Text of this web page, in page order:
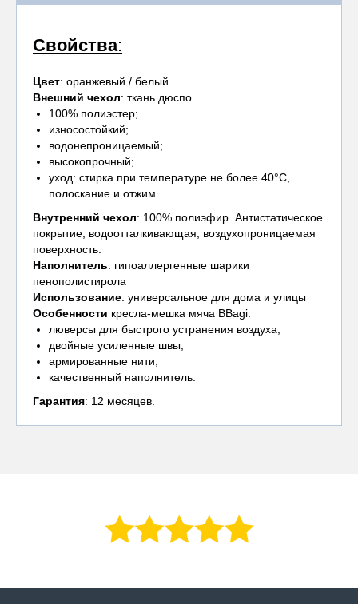
Свойства:
Цвет: оранжевый / белый.
Внешний чехол: ткань дюспо.
100% полиэстер;
износостойкий;
водонепроницаемый;
высокопрочный;
уход: стирка при температуре не более 40°С,
полоскание и отжим.
Внутренний чехол: 100% полиэфир. Антистатическое
покрытие, водоотталкивающая, воздухопроницаемая
поверхность.
Наполнитель: гипоаллергенные шарики
пенополистирола
Использование: универсальное для дома и улицы
Особенности кресла-мешка мяча BBagi:
люверсы для быстрого устранения воздуха;
двойные усиленные швы;
армированные нити;
качественный наполнитель.
Гарантия: 12 месяцев.